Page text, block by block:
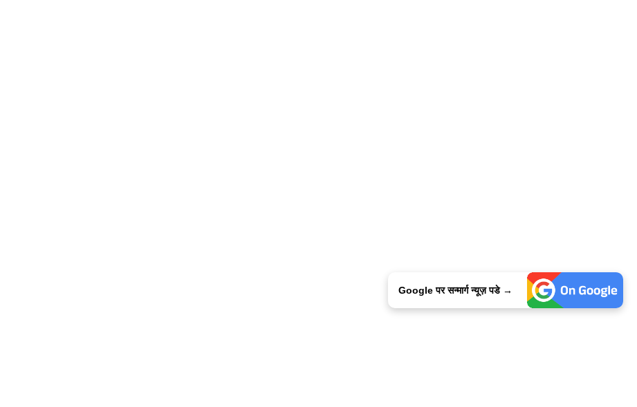
Google पर सन्मार्ग न्यूज़ पडे →